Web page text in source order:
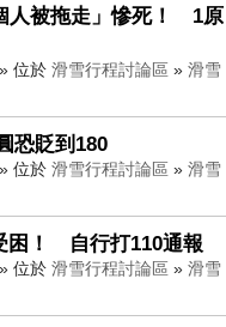
人被拖走」慘死！ 1原
位於 滑雪行程討論區 » 滑雪
恐貶到180
位於 滑雪行程討論區 » 滑雪
困！ 自行打110通報
位於 滑雪行程討論區 » 滑雪